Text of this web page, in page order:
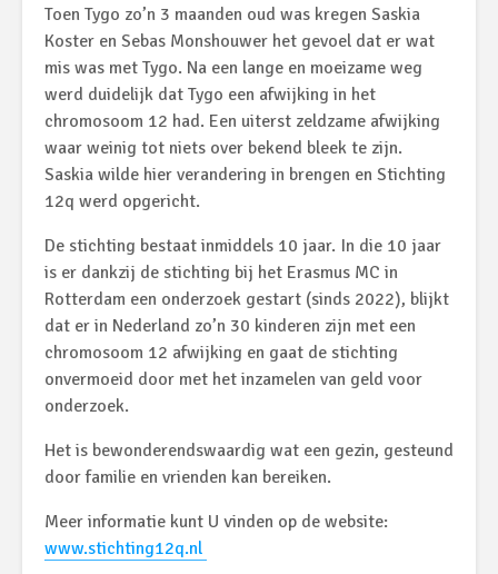
Toen Tygo zo’n 3 maanden oud was kregen Saskia
Koster en Sebas Monshouwer het gevoel dat er wat
mis was met Tygo. Na een lange en moeizame weg
werd duidelijk dat Tygo een afwijking in het
chromosoom 12 had. Een uiterst zeldzame afwijking
waar weinig tot niets over bekend bleek te zijn.
Saskia wilde hier verandering in brengen en Stichting
12q werd opgericht.
De stichting bestaat inmiddels 10 jaar. In die 10 jaar
is er dankzij de stichting bij het Erasmus MC in
Rotterdam een onderzoek gestart (sinds 2022), blijkt
dat er in Nederland zo’n 30 kinderen zijn met een
chromosoom 12 afwijking en gaat de stichting
onvermoeid door met het inzamelen van geld voor
onderzoek.
Het is bewonderendswaardig wat een gezin, gesteund
door familie en vrienden kan bereiken.
Meer informatie kunt U vinden op de website:
www.stichting12q.nl